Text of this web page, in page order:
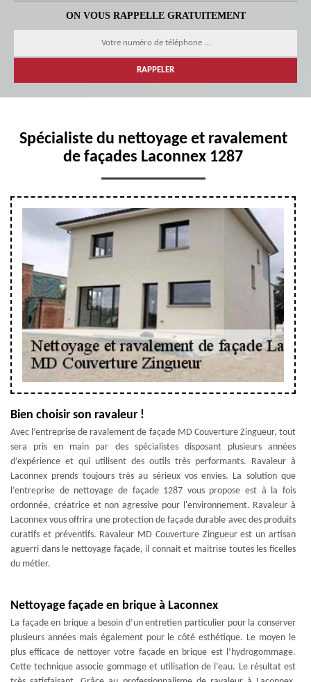
ON VOUS RAPPELLE GRATUITEMENT
Spécialiste du nettoyage et ravalement
de façades Laconnex 1287
Bien choisir son ravaleur !
Avec l’entreprise de ravalement de façade MD Couverture Zingueur, tout
sera pris en main par des spécialistes disposant plusieurs années
d’expérience et qui utilisent des outils très performants. Ravaleur à
Laconnex prends toujours très au sérieux vos envies. La solution que
l’entreprise de nettoyage de façade 1287 vous propose est à la fois
ordonnée, créatrice et non agressive pour l'environnement. Ravaleur à
Laconnex vous offrira une protection de façade durable avec des produits
curatifs et préventifs. Ravaleur MD Couverture Zingueur est un artisan
aguerri dans le nettoyage façade, il connait et maitrise toutes les ficelles
du métier.
Nettoyage façade en brique à Laconnex
La façade en brique a besoin d’un entretien particulier pour la conserver
plusieurs années mais également pour le côté esthétique. Le moyen le
plus efficace de nettoyer votre façade en brique est l’hydrogommage.
Cette technique associe gommage et utilisation de l’eau. Le résultat est